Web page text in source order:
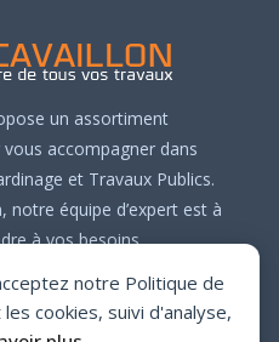
notre Politique de
cookies, suivi d'analyse,
un assortiment
accompagner dans
et Travaux Publics.
équipe d’expert est à
à vos besoins.